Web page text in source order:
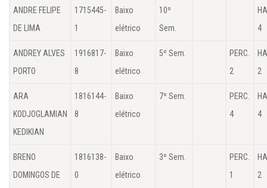
ANDRE FELIPE
DE LIMA
1715445-
1
Baixo
elétrico
10º
Sem.
4
ANDREY ALVES
PORTO
1916817-
8
Baixo
elétrico
5º Sem.
PERC.
2
2
ARA
KODJOGLAMIAN
KEDIKIAN
1816144-
8
Baixo
elétrico
7º Sem.
PERC.
4
4
BRENO
DOMINGOS DE
1816138-
0
Baixo
elétrico
3º Sem.
PERC.
1
2